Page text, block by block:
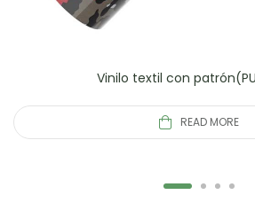
Vinilo textil con
READ MORE